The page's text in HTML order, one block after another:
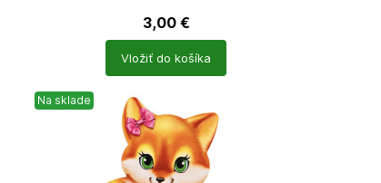
3,00 €
Vložiť do košíka
Na sklade